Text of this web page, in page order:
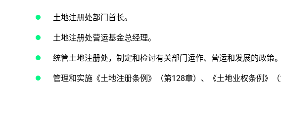
土地注册处部门首长。
土地注册处营运基金总经理。
统管土地注册处，制定和检讨有关部门运作、营运和发展的政策。
管理和实施《土地注册条例》（第128章）、《土地业权条例》